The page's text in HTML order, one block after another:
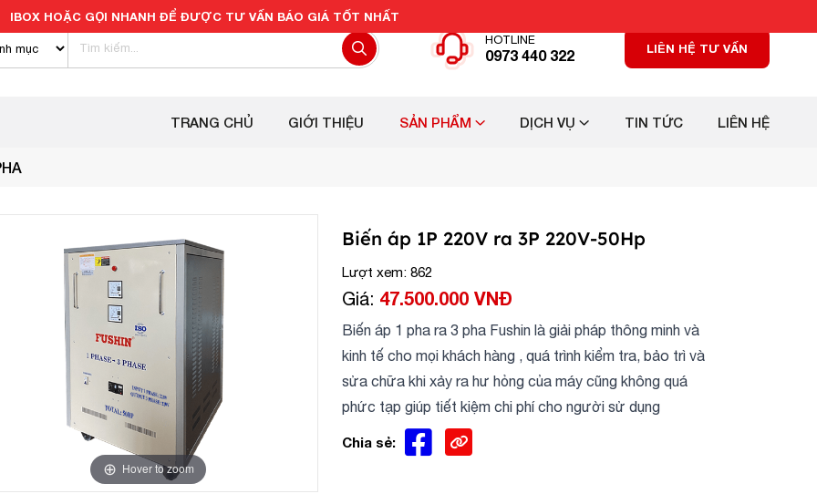
HOTLINE
0973 440 322 LIÊN HỆ TƯ VẤN
TRANG CHỦ GIỚI THIỆU SẢN PHẨM DỊCH VỤ TIN TỨC LIÊN HỆ
Hover to zoom
Biến áp 1P 220V ra 3P 220V-50Hp
Lượt xem: 862
Giá: 47.500.000 VNĐ
Biến áp 1 pha ra 3 pha Fushin là giải pháp thông minh và
kinh tế cho mọi khách hàng , quá trình kiểm tra, bảo trì và
sửa chữa khi xảy ra hư hỏng của máy cũng không quá
phức tạp giúp tiết kiệm chi phí cho người sử dụng
Chia sẻ:
IBOX HOẶC GỌI NHANH ĐỂ ĐƯỢC TƯ VẤN BÁO GIÁ TỐT NHẤT